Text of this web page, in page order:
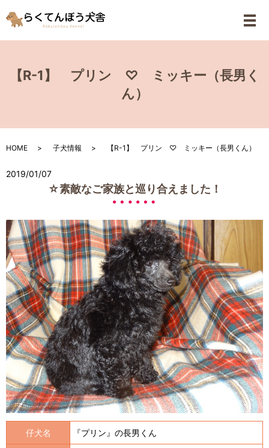
メ
【R-1】 プリン ♡ ミッキー（長男く
ん）
HOME 子犬情報 【R-1】 プリン ♡ ミッキー（長男くん）
2019/01/07
☆素敵なご家族と巡り合えました！
仔犬名 『プリン』の長男くん